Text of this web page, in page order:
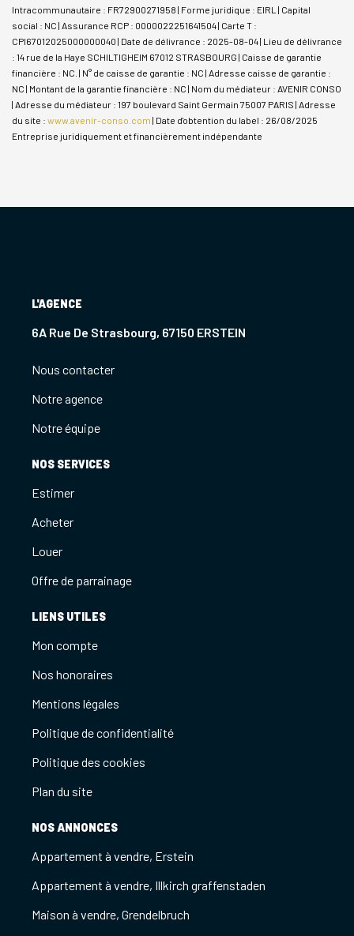
Intracommunautaire : FR72900271958 | Forme juridique : EIRL | Capital
social : NC | Assurance RCP : 0000022251641504 | Carte T :
CPI67012025000000040 | Date de délivrance : 2025-08-04 | Lieu de délivrance
: 14 rue de la Haye SCHILTIGHEIM 67012 STRASBOURG | Caisse de garantie
financière : NC. | N° de caisse de garantie : NC | Adresse caisse de garantie :
NC | Montant de la garantie financière : NC | Nom du médiateur : AVENIR CONSO
| Adresse du médiateur : 197 boulevard Saint Germain 75007 PARIS | Adresse
du site : www.avenir-conso.com | Date d'obtention du label : 26/08/2025
Entreprise juridiquement et financièrement indépendante
L'AGENCE
6A Rue De Strasbourg, 67150 ERSTEIN
Nous contacter
Notre agence
Notre équipe
NOS SERVICES
Estimer
Acheter
Louer
Offre de parrainage
LIENS UTILES
Mon compte
Nos honoraires
Mentions légales
Politique de confidentialité
Politique des cookies
Plan du site
NOS ANNONCES
Appartement à vendre, Erstein
Appartement à vendre, Illkirch graffenstaden
Maison à vendre, Grendelbruch